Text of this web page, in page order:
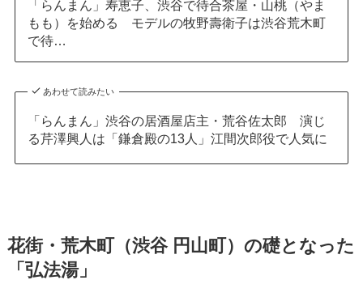
「らんまん」寿恵子、渋谷で待合茶屋・山桃（やま
もも）を始める モデルの牧野壽衛子は渋谷荒木町
で待…
あわせて読みたい
「らんまん」渋谷の居酒屋店主・荒谷佐太郎 演じ
る芹澤興人は「鎌倉殿の13人」江間次郎役で人気に
花街・荒木町（渋谷 円山町）の礎となった
「弘法湯」